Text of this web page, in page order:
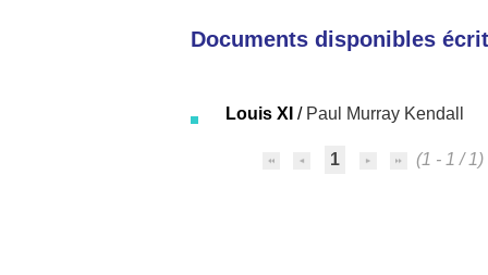
Documents disponibles
Louis XI / Paul Murray Kendall
1 (1 - 1 / 1)